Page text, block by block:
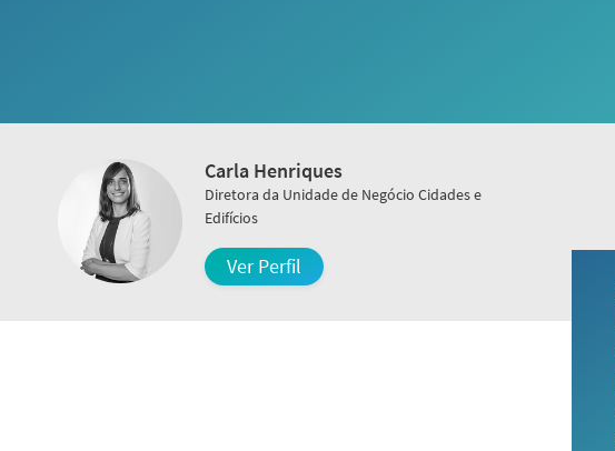
Carla Henriques
Diretora da Unidade de Negócio Cidades e
Edifícios
Ver Perfil